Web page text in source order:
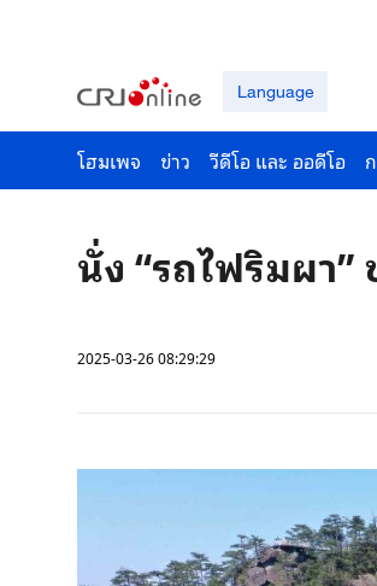
Language
โฮมเพจ ข่าว วีดีโอ และ ออดีโอ
นั่ง “รถไฟริมผา”
2025-03-26 08:29:29